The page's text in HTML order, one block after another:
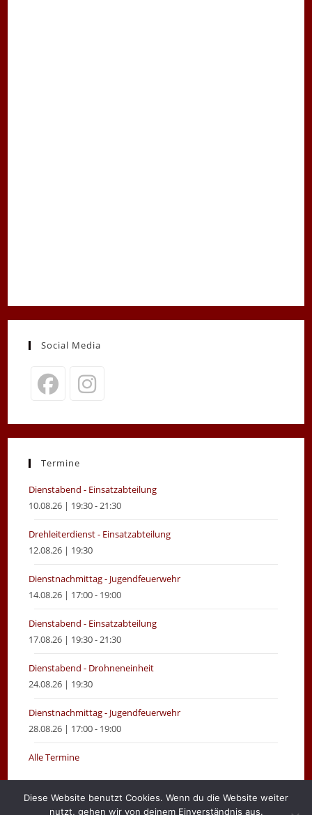
Social Media
in
new
in
new
Termine
Dienstabend - Einsatzabteilung
10.08.26 | 19:30 - 21:30
Drehleiterdienst - Einsatzabteilung
12.08.26 | 19:30
Dienstnachmittag - Jugendfeuerwehr
14.08.26 | 17:00 - 19:00
Dienstabend - Einsatzabteilung
17.08.26 | 19:30 - 21:30
Dienstabend - Drohneneinheit
24.08.26 | 19:30
Dienstnachmittag - Jugendfeuerwehr
28.08.26 | 17:00 - 19:00
Alle Termine
Diese Website benutzt Cookies. Wenn du die Website weiter
nutzt, gehen wir von deinem Einverständnis aus.